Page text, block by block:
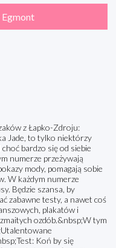
z Łapko-Zdroju:
Jade, to tylko niektórzy
bardzo się od siebie
numerze przeżywają
mody, pomagają sobie
W każdym numerze
Będzie szansa, by
zabawne testy, a nawet coś
plakatów i
ozdób.&nbsp;W tym
Koń by się